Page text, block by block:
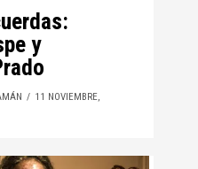
y
11 NOVIEMBRE,